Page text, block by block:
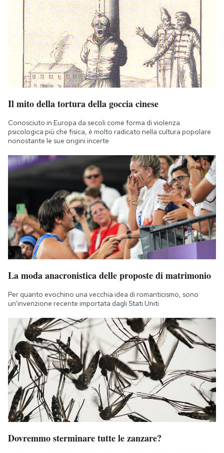
Il mito della tortura della goccia cinese
Conosciuto in Europa da secoli come forma di violenza
psicologica più che fisica, è molto radicato nella cultura popolare
nonostante le sue origini incerte
La moda anacronistica delle proposte di matrimonio
Per quanto evochino una vecchia idea di romanticismo, sono
un'invenzione recente importata dagli Stati Uniti
Dovremmo sterminare tutte le zanzare?